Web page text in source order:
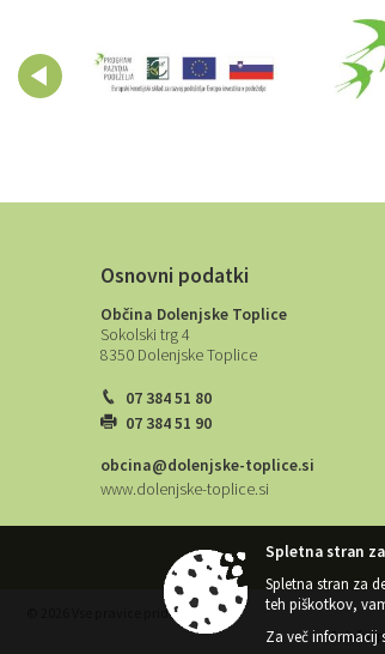
Osnovni podatki
Občina Dolenjske Toplice
Sokolski trg 4
8350 Dolenjske Toplice
07 384 51 80
07 384 51 90
obcina@dolenjske-toplice.si
www.dolenjske-toplice.si
© 2026 Vse pravice pridržane
Splošni
Spletna stran
Spletna stran za
teh piškotkov,
Za več informacij